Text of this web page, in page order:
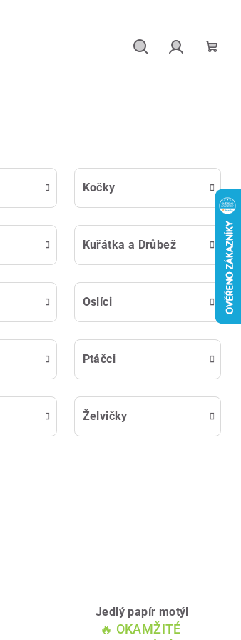
Kočky
Kuřátka a Drůbež
Oslíci
Ptáčci
Želvičky
Jedlý papír motýl
🔥 OKAMŽITÉ